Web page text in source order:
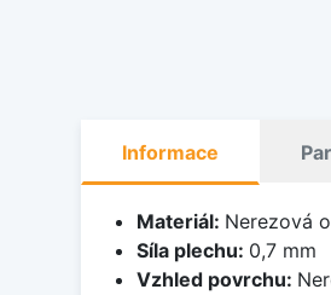
Informace
Materiál: Nerezová
Síla plechu: 0,7 mm
Vzhled povrchu: